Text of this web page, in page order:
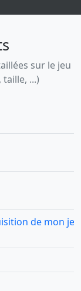
sur le jeu
...)
de mon jeu